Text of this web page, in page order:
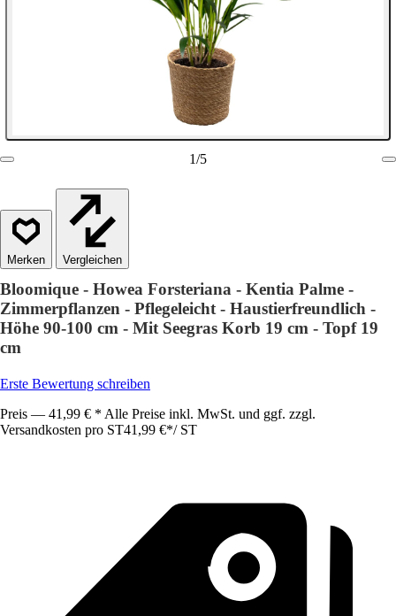
1/5
Vergleichen
Bloomique - Howea Forsteriana - Kentia Palme -
Zimmerpflanzen - Pflegeleicht - Haustierfreundlich -
Höhe 90-100 cm - Mit Seegras Korb 19 cm - Topf 19
cm
Erste Bewertung schreiben
Preis — 41,99 € * Alle Preise inkl. MwSt. und ggf. zzgl.
Versandkosten pro ST41,99 €*/ ST